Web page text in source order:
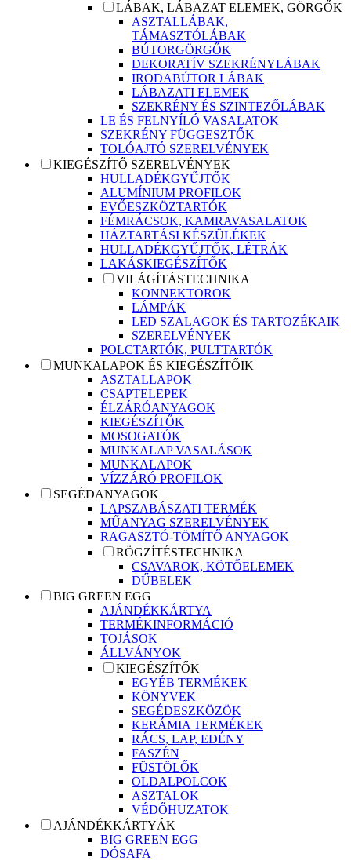
LÁBAK, LÁBAZAT ELEMEK, GÖRGŐK
ASZTALLÁBAK,
TÁMASZTÓLÁBAK
BÚTORGÖRGŐK
DEKORATÍV SZEKRÉNYLÁBAK
IRODABÚTOR LÁBAK
LÁBAZATI ELEMEK
SZEKRÉNY ÉS SZINTEZŐLÁBAK
LE ÉS FELNYÍLÓ VASALATOK
SZEKRÉNY FÜGGESZTŐK
TOLÓAJTÓ SZERELVÉNYEK
KIEGÉSZÍTŐ SZERELVÉNYEK
HULLADÉKGYŰJTŐK
ALUMÍNIUM PROFILOK
EVŐESZKÖZTARTÓK
FÉMRÁCSOK, KAMRAVASALATOK
HÁZTARTÁSI KÉSZÜLÉKEK
HULLADÉKGYŰJTŐK, LÉTRÁK
LAKÁSKIEGÉSZÍTŐK
VILÁGÍTÁSTECHNIKA
KONNEKTOROK
LÁMPÁK
LED SZALAGOK ÉS TARTOZÉKAIK
SZERELVÉNYEK
POLCTARTÓK, PULTTARTÓK
MUNKALAPOK ÉS KIEGÉSZÍTŐIK
ASZTALLAPOK
CSAPTELEPEK
ÉLZÁRÓANYAGOK
KIEGÉSZÍTŐK
MOSOGATÓK
MUNKALAP VASALÁSOK
MUNKALAPOK
VÍZZÁRÓ PROFILOK
SEGÉDANYAGOK
LAPSZABÁSZATI TERMÉK
MŰANYAG SZERELVÉNYEK
RAGASZTÓ-TÖMÍTŐ ANYAGOK
RÖGZÍTÉSTECHNIKA
CSAVAROK, KÖTŐELEMEK
DŰBELEK
BIG GREEN EGG
AJÁNDÉKKÁRTYA
TERMÉKINFORMÁCIÓ
TOJÁSOK
ÁLLVÁNYOK
KIEGÉSZÍTŐK
EGYÉB TERMÉKEK
KÖNYVEK
SEGÉDESZKÖZÖK
KERÁMIA TERMÉKEK
RÁCS, LAP, EDÉNY
FASZÉN
FÜSTÖLŐK
OLDALPOLCOK
ASZTALOK
VÉDŐHUZATOK
AJÁNDÉKKÁRTYÁK
BIG GREEN EGG
DÓSAFA